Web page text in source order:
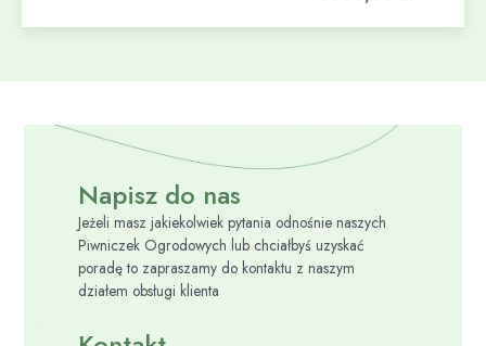
Napisz do nas
Jeżeli masz jakiekolwiek pytania odnośnie naszych
Piwniczek Ogrodowych lub chciałbyś uzyskać
poradę to zapraszamy do kontaktu z naszym
działem obsługi klienta